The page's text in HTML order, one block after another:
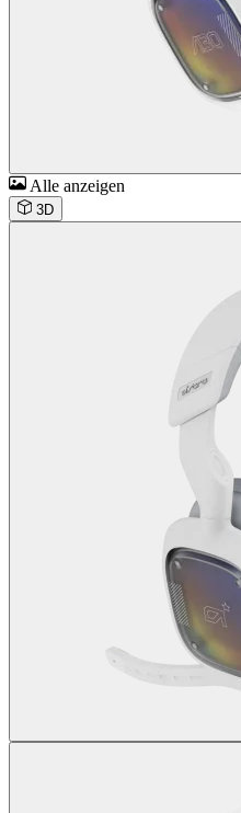
Alle anzeigen
3D